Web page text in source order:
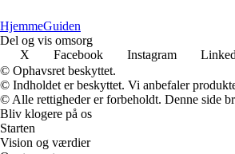
HjemmeGuiden
Del og vis omsorg
X
Facebook Instagram
© Ophavsret beskyttet.
© Indholdet er beskyttet. Vi anbefaler
© Alle rettigheder er forbeholdt. Denne side
Bliv klogere på os
Starten
Vision og værdier